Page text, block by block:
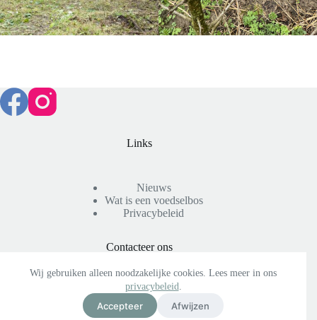
Wij gebruiken alleen noodzakelijke cookies. Lees meer in ons
privacybeleid.
Accepteer Afwijzen
Links
Nieuws
Wat is een voedselbos
Privacybeleid
Contacteer ons
voedselbosvalckesteyn@gmail.com